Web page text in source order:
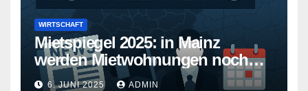
WIRTSCHAFT
Mietspiegel 2025: in Mainz
werden Mietwohnungen noch
teurer
6. JUNI 2025 ADMIN